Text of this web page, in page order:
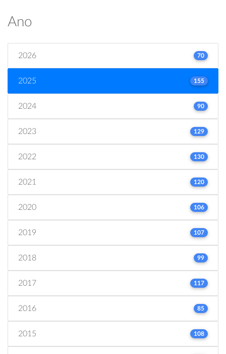
Ano
2026 70
2025 155
2024 90
2023 129
2022 130
2021 120
2020 106
2019 107
2018 99
2017 117
2016 85
2015 108